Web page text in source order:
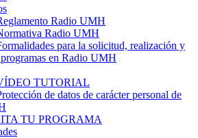
Radio UMH
Radio UMH
para la solicitud, realización y
en Radio UMH
TUTORIAL
de datos de carácter personal de
TU PROGRAMA